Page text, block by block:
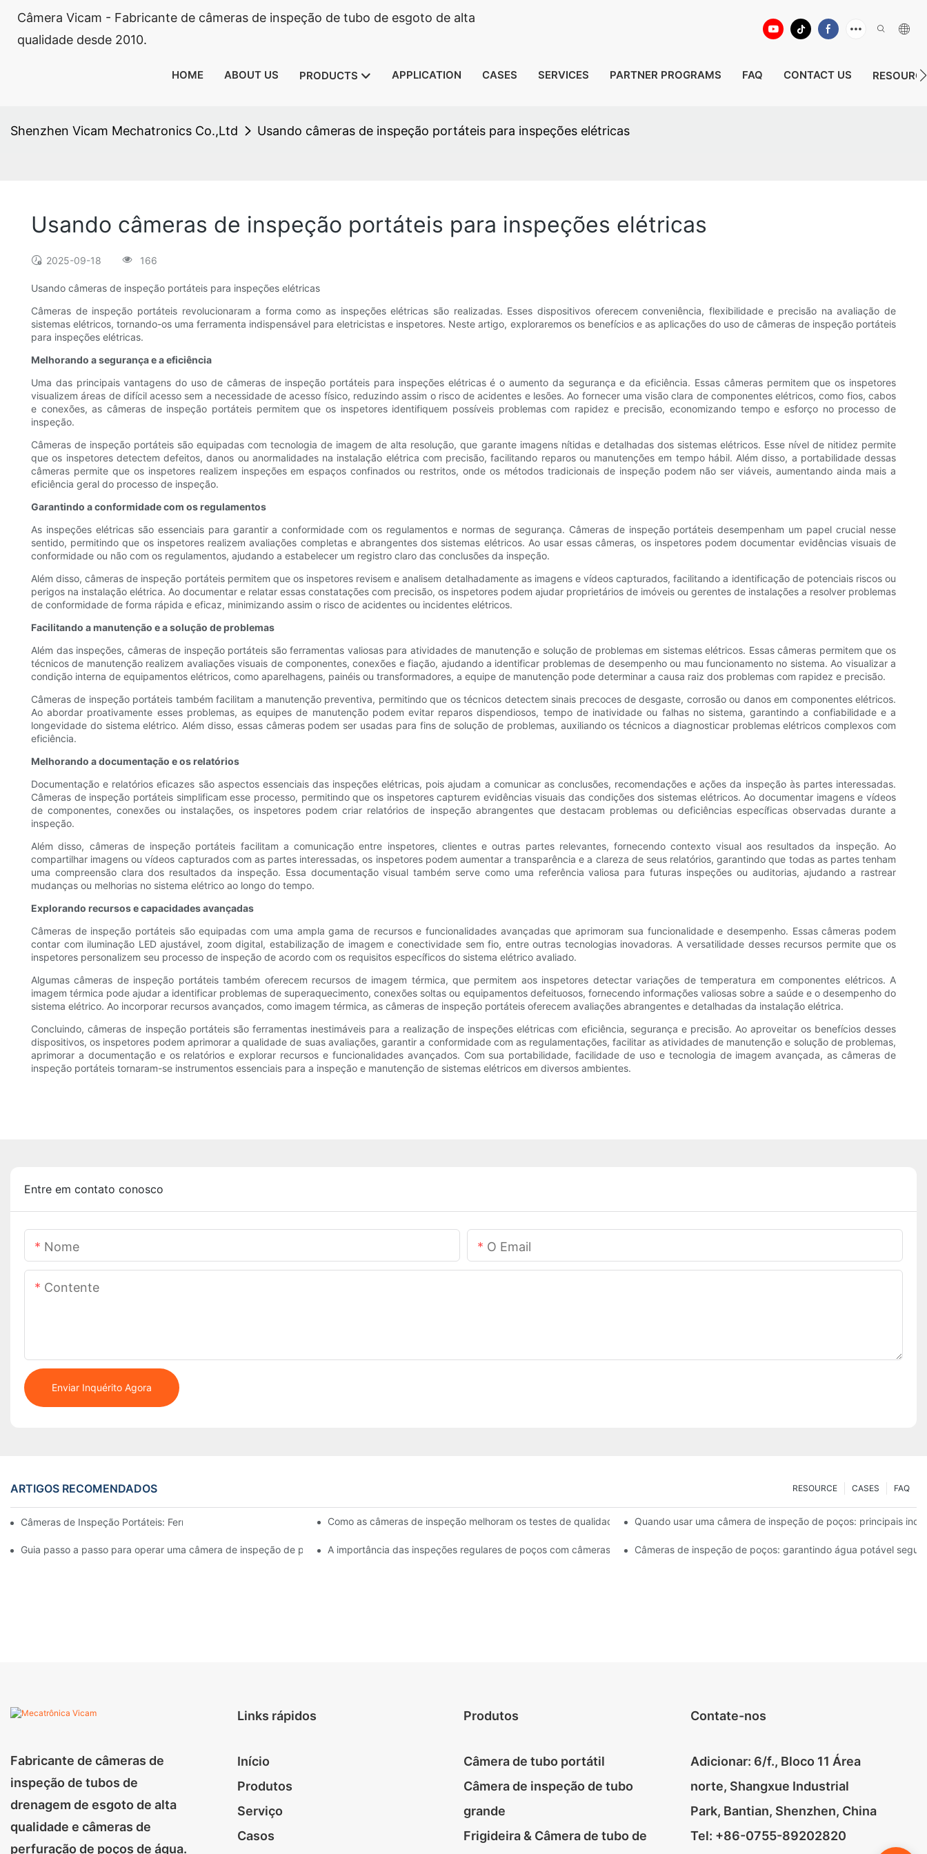
Câmera Vicam - Fabricante de câmeras de inspeção de tubo de esgoto de alta
qualidade desde 2010.
HOME ABOUT US PRODUCTS APPLICATION CASES SERVICES PARTNER PROGRAMS FAQ CONTACT US
Shenzhen Vicam Mechatronics Co.,Ltd Usando câmeras de inspeção portáteis para inspeções elétricas
Usando câmeras de inspeção portáteis para inspeções elétricas
2025-09-18 166
Usando câmeras de inspeção portáteis para inspeções elétricas
Câmeras de inspeção portáteis revolucionaram a forma como as inspeções elétricas são realizadas. Esses dispositivos oferecem conveniência, flexibilidade e precisão na avaliação de
sistemas elétricos, tornando-os uma ferramenta indispensável para eletricistas e inspetores. Neste artigo, exploraremos os benefícios e as aplicações do uso de câmeras de inspeção portáteis
para inspeções elétricas.
Melhorando a segurança e a eficiência
Uma das principais vantagens do uso de câmeras de inspeção portáteis para inspeções elétricas é o aumento da segurança e da eficiência. Essas câmeras permitem que os inspetores
visualizem áreas de difícil acesso sem a necessidade de acesso físico, reduzindo assim o risco de acidentes e lesões. Ao fornecer uma visão clara de componentes elétricos, como fios, cabos
e conexões, as câmeras de inspeção portáteis permitem que os inspetores identifiquem possíveis problemas com rapidez e precisão, economizando tempo e esforço no processo de
inspeção.
Câmeras de inspeção portáteis são equipadas com tecnologia de imagem de alta resolução, que garante imagens nítidas e detalhadas dos sistemas elétricos. Esse nível de nitidez permite
que os inspetores detectem defeitos, danos ou anormalidades na instalação elétrica com precisão, facilitando reparos ou manutenções em tempo hábil. Além disso, a portabilidade dessas
câmeras permite que os inspetores realizem inspeções em espaços confinados ou restritos, onde os métodos tradicionais de inspeção podem não ser viáveis, aumentando ainda mais a
eficiência geral do processo de inspeção.
Garantindo a conformidade com os regulamentos
As inspeções elétricas são essenciais para garantir a conformidade com os regulamentos e normas de segurança. Câmeras de inspeção portáteis desempenham um papel crucial nesse
sentido, permitindo que os inspetores realizem avaliações completas e abrangentes dos sistemas elétricos. Ao usar essas câmeras, os inspetores podem documentar evidências visuais de
conformidade ou não com os regulamentos, ajudando a estabelecer um registro claro das conclusões da inspeção.
Além disso, câmeras de inspeção portáteis permitem que os inspetores revisem e analisem detalhadamente as imagens e vídeos capturados, facilitando a identificação de potenciais riscos ou
perigos na instalação elétrica. Ao documentar e relatar essas constatações com precisão, os inspetores podem ajudar proprietários de imóveis ou gerentes de instalações a resolver problemas
de conformidade de forma rápida e eficaz, minimizando assim o risco de acidentes ou incidentes elétricos.
Facilitando a manutenção e a solução de problemas
Além das inspeções, câmeras de inspeção portáteis são ferramentas valiosas para atividades de manutenção e solução de problemas em sistemas elétricos. Essas câmeras permitem que os
técnicos de manutenção realizem avaliações visuais de componentes, conexões e fiação, ajudando a identificar problemas de desempenho ou mau funcionamento no sistema. Ao visualizar a
condição interna de equipamentos elétricos, como aparelhagens, painéis ou transformadores, a equipe de manutenção pode determinar a causa raiz dos problemas com rapidez e precisão.
Câmeras de inspeção portáteis também facilitam a manutenção preventiva, permitindo que os técnicos detectem sinais precoces de desgaste, corrosão ou danos em componentes elétricos.
Ao abordar proativamente esses problemas, as equipes de manutenção podem evitar reparos dispendiosos, tempo de inatividade ou falhas no sistema, garantindo a confiabilidade e a
longevidade do sistema elétrico. Além disso, essas câmeras podem ser usadas para fins de solução de problemas, auxiliando os técnicos a diagnosticar problemas elétricos complexos com
eficiência.
Melhorando a documentação e os relatórios
Documentação e relatórios eficazes são aspectos essenciais das inspeções elétricas, pois ajudam a comunicar as conclusões, recomendações e ações da inspeção às partes interessadas.
Câmeras de inspeção portáteis simplificam esse processo, permitindo que os inspetores capturem evidências visuais das condições dos sistemas elétricos. Ao documentar imagens e vídeos
de componentes, conexões ou instalações, os inspetores podem criar relatórios de inspeção abrangentes que destacam problemas ou deficiências específicas observadas durante a
inspeção.
Além disso, câmeras de inspeção portáteis facilitam a comunicação entre inspetores, clientes e outras partes relevantes, fornecendo contexto visual aos resultados da inspeção. Ao
compartilhar imagens ou vídeos capturados com as partes interessadas, os inspetores podem aumentar a transparência e a clareza de seus relatórios, garantindo que todas as partes tenham
uma compreensão clara dos resultados da inspeção. Essa documentação visual também serve como uma referência valiosa para futuras inspeções ou auditorias, ajudando a rastrear
mudanças ou melhorias no sistema elétrico ao longo do tempo.
Explorando recursos e capacidades avançadas
Câmeras de inspeção portáteis são equipadas com uma ampla gama de recursos e funcionalidades avançadas que aprimoram sua funcionalidade e desempenho. Essas câmeras podem
contar com iluminação LED ajustável, zoom digital, estabilização de imagem e conectividade sem fio, entre outras tecnologias inovadoras. A versatilidade desses recursos permite que os
inspetores personalizem seu processo de inspeção de acordo com os requisitos específicos do sistema elétrico avaliado.
Algumas câmeras de inspeção portáteis também oferecem recursos de imagem térmica, que permitem aos inspetores detectar variações de temperatura em componentes elétricos. A
imagem térmica pode ajudar a identificar problemas de superaquecimento, conexões soltas ou equipamentos defeituosos, fornecendo informações valiosas sobre a saúde e o desempenho do
sistema elétrico. Ao incorporar recursos avançados, como imagem térmica, as câmeras de inspeção portáteis oferecem avaliações abrangentes e detalhadas da instalação elétrica.
Concluindo, câmeras de inspeção portáteis são ferramentas inestimáveis ​​para a realização de inspeções elétricas com eficiência, segurança e precisão. Ao aproveitar os benefícios desses
dispositivos, os inspetores podem aprimorar a qualidade de suas avaliações, garantir a conformidade com as regulamentações, facilitar as atividades de manutenção e solução de problemas,
aprimorar a documentação e os relatórios e explorar recursos e funcionalidades avançados. Com sua portabilidade, facilidade de uso e tecnologia de imagem avançada, as câmeras de
inspeção portáteis tornaram-se instrumentos essenciais para a inspeção e manutenção de sistemas elétricos em diversos ambientes.
Entre em contato conosco
Nome O Email
Contente
Enviar Inquérito Agora
ARTIGOS RECOMENDADOS FAQ
CASES
RESOURCE
Câmeras de Inspeção Portáteis: Ferramentas Essenciais para ProfissionaisComo as câmeras de inspeção melhoram os testes de qualidade da águaQuando usar uma câmera de inspeção de poços: principais
Guia passo a passo para operar uma câmera de inspeção de poços A importância das inspeções regulares de poços com câmeras especializadasCâmeras de inspeção de poços: garantindo água potável
Fabricante de câmeras de
inspeção de tubos de
drenagem de esgoto de alta
qualidade e câmeras de
perfuração de poços de água.
Links rápidos
Início
Produtos
Serviço
Casos
Produtos
Câmera de tubo portátil
Câmera de inspeção de tubo
grande
Frigideira & Câmera de tubo de
Contate-nos
Adicionar: 6/f., Bloco 11 Área
norte, Shangxue Industrial
Park, Bantian, Shenzhen, China
Tel: +86-0755-89202820